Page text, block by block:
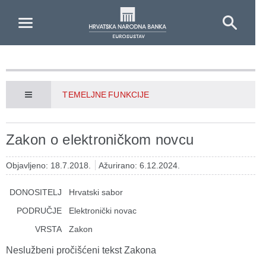
TEMELJNE FUNKCIJE
Zakon o elektroničkom novcu
Objavljeno: 18.7.2018. Ažurirano: 6.12.2024.
DONOSITELJ
Hrvatski sabor
PODRUČJE
Elektronički novac
VRSTA
Zakon
Neslužbeni pročišćeni tekst Zakona